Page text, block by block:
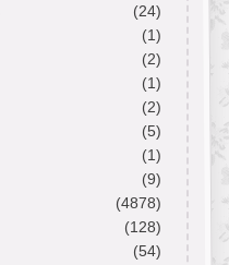
(24)
(1)
(2)
(1)
(2)
(5)
(1)
(9)
(4878)
(128)
(54)